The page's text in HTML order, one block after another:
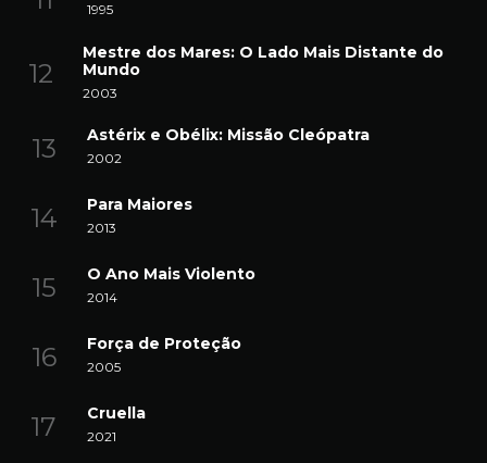
1995
Mestre dos Mares: O Lado Mais Distante do
Mundo
2003
Astérix e Obélix: Missão Cleópatra
2002
Para Maiores
2013
O Ano Mais Violento
2014
Força de Proteção
2005
Cruella
2021